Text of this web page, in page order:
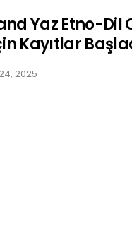
Yaz Etno-Dil
Kayıtlar
2025